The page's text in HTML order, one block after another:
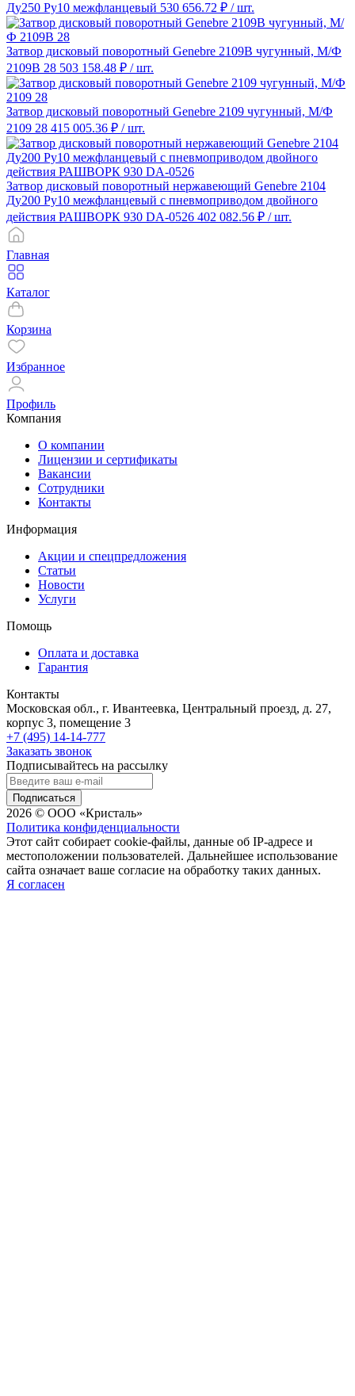
Ду250 Ру10 межфланцевый 530 656.72 ₽ / шт.
Затвор дисковый поворотный Genebre 2109B чугунный, М/Ф
2109B 28 503 158.48 ₽ / шт.
Затвор дисковый поворотный Genebre 2109 чугунный, М/Ф
2109 28 415 005.36 ₽ / шт.
Затвор дисковый поворотный нержавеющий Genebre 2104
Ду200 Ру10 межфланцевый с пневмоприводом двойного
действия РАШВОРК 930 DA-0526 402 082.56 ₽ / шт.
Главная
Каталог
Корзина
Избранное
Профиль
Компания
О компании
Лицензии и сертификаты
Вакансии
Сотрудники
Контакты
Информация
Акции и спецпредложения
Статьи
Новости
Услуги
Помощь
Оплата и доставка
Гарантия
Контакты
Московская обл., г. Ивантеевка, Центральный проезд, д. 27,
корпус 3, помещение 3
+7 (495) 14-14-777
Заказать звонок
Подписывайтесь на рассылку
Подписаться
2026 © ООО «Кристаль»
Политика конфиденциальности
Этот сайт собирает cookie-файлы, данные об IP-адресе и
местоположении пользователей. Дальнейшее использование
сайта означает ваше согласие на обработку таких данных.
Я согласен